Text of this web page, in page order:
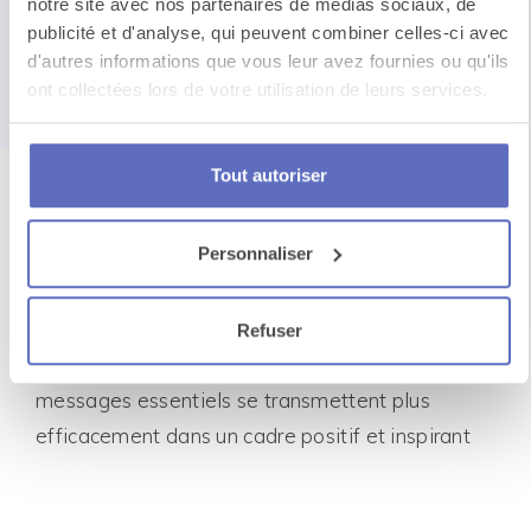
publicité et d'analyse, qui peuvent combiner celles-ci avec
d'autres informations que vous leur avez fournies ou qu'ils
ont collectées lors de votre utilisation de leurs services.
Tout autoriser
Personnaliser
Refuser
impact stratégique
etenthousiasme
sur-mesure
Nous transformons chacun de vos événements
en une expérience unique, bâtie sur la
convivialité, l’engagement et l’enthousiasme,
parce que nous sommes convaincus que les
messages essentiels se transmettent plus
efficacement dans un cadre positif et inspirant